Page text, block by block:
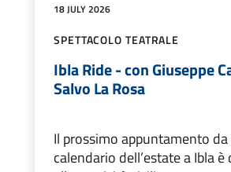
18 JULY 2026
SPETTACOLO TEATRALE
Ibla Ride - con Giuseppe
Salvo La Rosa
Il prossimo appuntamento da
calendario dell’estate a Ibla